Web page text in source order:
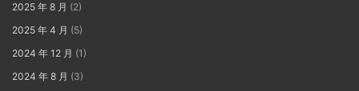
2025 年 8 月 (2)
2025 年 4 月 (5)
2024 年 12 月 (1)
2024 年 8 月 (3)